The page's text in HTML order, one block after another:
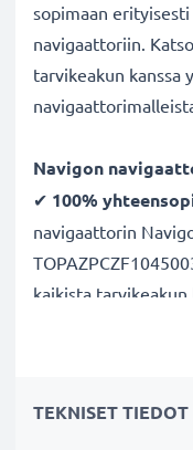
sopimaan
navigaattoriin.
tarvikeakun kanssa
Navigon
✔ 100%
navigaattorin
kaikista
käyttöaika
TEKNISET TIEDOT